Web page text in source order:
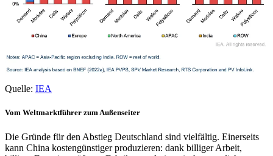
Quelle: IEA
Vom Weltmarktführer zum Außenseiter
Die Gründe für den Abstieg Deutschland sind vielfältig. Einerseits
kann China kostengünstiger produzieren: dank billiger Arbeit,